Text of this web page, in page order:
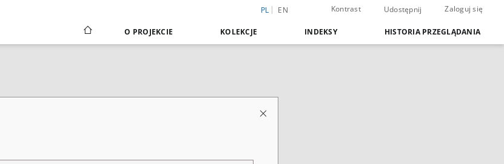
PL EN Kontrast Udostępnij Zaloguj się
O PROJEKCIE KOLEKCJE INDEKSY HISTORIA PRZEGLĄDANIA